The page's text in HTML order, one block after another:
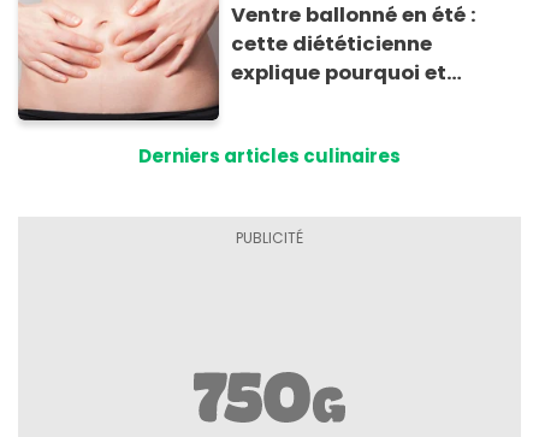
Ventre ballonné en été :
cette diététicienne
explique pourquoi et
Derniers articles culinaires